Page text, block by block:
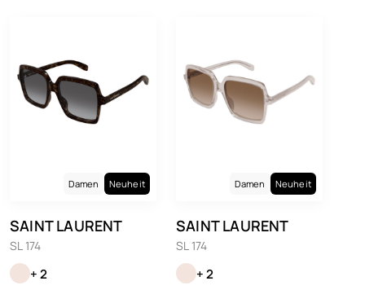
Damen Neuheit
SAINT LAURENT
SL 174
+ 2
Damen Neuheit
SAINT LAURENT
SL 174
+ 2